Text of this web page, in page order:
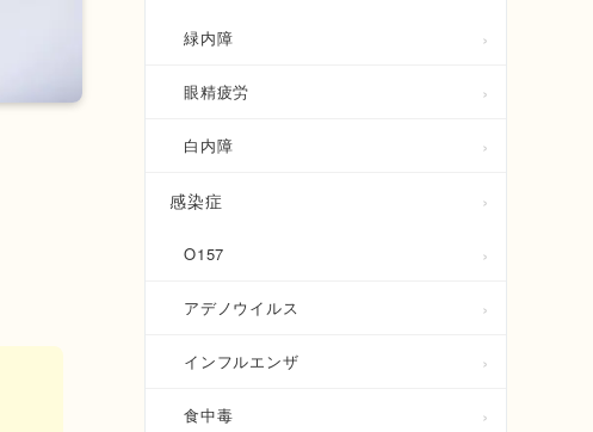
緑内障
眼精疲労
白内障
感染症
O157
アデノウイルス
インフルエンザ
食中毒